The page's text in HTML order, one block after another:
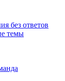
без ответов
темы